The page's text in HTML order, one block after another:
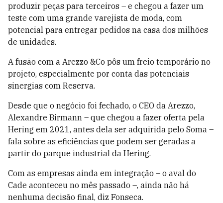
produzir peças para terceiros – e chegou a fazer um
teste com uma grande varejista de moda, com
potencial para entregar pedidos na casa dos milhões
de unidades.
A fusão com a Arezzo &Co pôs um freio temporário no
projeto, especialmente por conta das potenciais
sinergias com Reserva.
Desde que o negócio foi fechado, o CEO da Arezzo,
Alexandre Birmann – que chegou a fazer oferta pela
Hering em 2021, antes dela ser adquirida pelo Soma –
fala sobre as eficiências que podem ser geradas a
partir do parque industrial da Hering.
Com as empresas ainda em integração – o aval do
Cade aconteceu no mês passado –, ainda não há
nenhuma decisão final, diz Fonseca.